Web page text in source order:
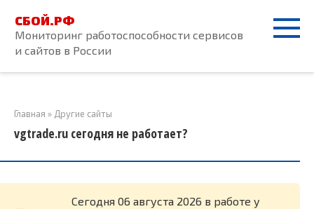
контенту
СБОЙ.РФ
Мониторинг работоспособности сервисов
и сайтов в России
Главная » Другие сайты
vgtrade.ru сегодня не работает?
Cегодня 06 августа 2026 в работе у